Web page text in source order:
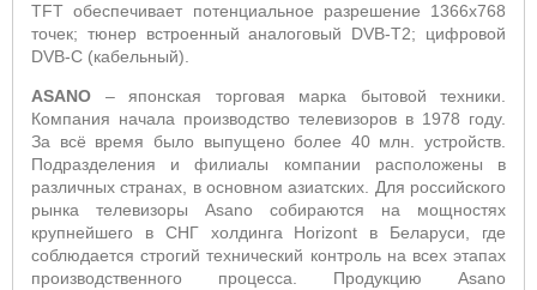
TFT обеспечивает потенциальное разрешение 1366x768
точек; тюнер встроенный аналоговый DVB-T2; цифровой
DVB-C (кабельный).
ASANO – японская торговая марка бытовой техники.
Компания начала производство телевизоров в 1978 году.
За всё время было выпущено более 40 млн. устройств.
Подразделения и филиалы компании расположены в
различных странах, в основном азиатских. Для российского
рынка телевизоры Asano собираются на мощностях
крупнейшего в СНГ холдинга Horizont в Беларуси, где
соблюдается строгий технический контроль на всех этапах
производственного процесса. Продукцию Asano